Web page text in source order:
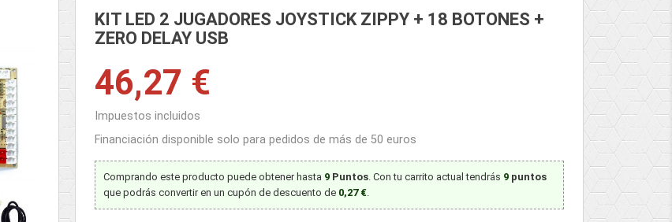
KIT LED 2 JUGADORES JOYSTICK ZIPPY + 18 BOTONES +
ZERO DELAY USB
46,27 €
Impuestos incluidos
Financiación disponible solo para pedidos de más de 50 euros
Comprando este producto puede obtener hasta 9 Puntos. Con tu carrito actual tendrás 9 puntos
que podrás convertir en un cupón de descuento de 0,27 €.